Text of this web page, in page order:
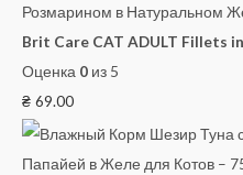
Brit Care CAT ADULT Fillets
Оценка 0 из 5
₴ 69.00